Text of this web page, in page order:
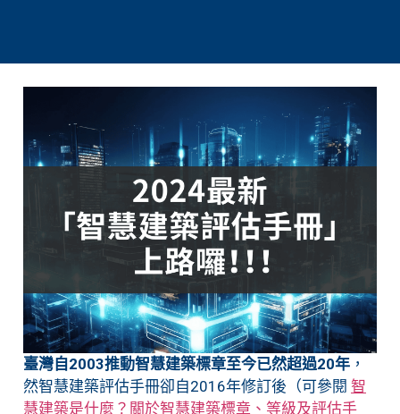
臺灣自2003推動智慧建築標章至今已然超過20年 ，
然智慧建築評估手冊卻自2016年修訂後（可參閱 智
慧建築是什麼？關於智慧建築標章、等級及評估手